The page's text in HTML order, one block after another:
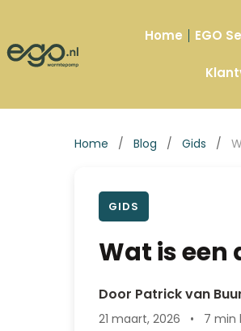
Home EGO
Home / Blog / Gids /
GIDS
Wat is
Door Patrick van
21 maart, 2026 • 7 min